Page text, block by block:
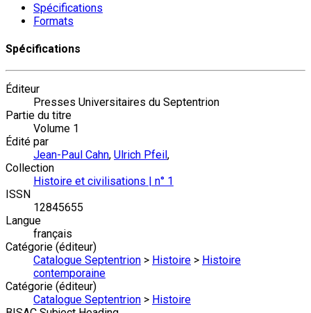
Spécifications
Formats
Spécifications
Éditeur
Presses Universitaires du Septentrion
Partie du titre
Volume 1
Édité par
Jean-Paul Cahn, Ulrich Pfeil ,
Collection
Histoire et civilisations | n° 1
ISSN
12845655
Langue
français
Catégorie (éditeur)
Catalogue Septentrion > Histoire > Histoire
contemporaine
Catégorie (éditeur)
Catalogue Septentrion > Histoire